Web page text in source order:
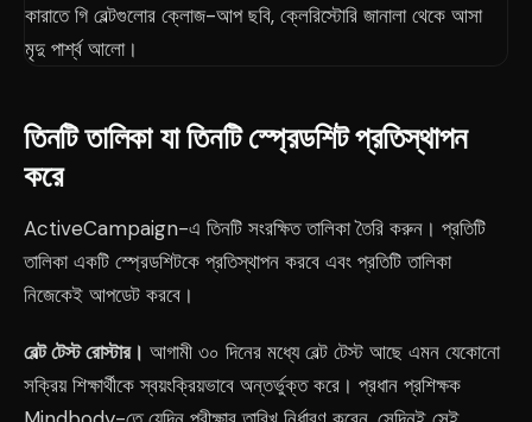
তিনটি তালিকা যা তিনটি স্প্রেডশিট প্রতিস্থাপন
করে
ActiveCampaign-এ তিনটি সংরক্ষিত তালিকা তৈরি করুন। প্রতিটি
তালিকা একটি স্প্রেডশিটকে প্রতিস্থাপন করবে এবং প্রতিটি তালিকা
নিজেকেই আপডেট করবে।
বেল্ট টেস্ট রোস্টার। আগামী ৩০ দিনের মধ্যে বেল্ট টেস্ট আছে এমন যেকোনো
সক্রিয় শিক্ষার্থীকে স্বয়ংক্রিয়ভাবে অন্তর্ভুক্ত করে। প্রধান প্রশিক্ষক